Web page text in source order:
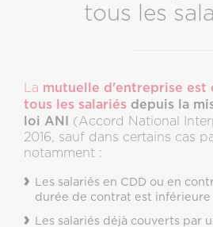
tous les
La mutuelle d'entreprise
tous les salariés depuis la
loi ANI (Accord National
2016, sauf dans certains cas
notamment :
Les salariés en CDD ou en
durée de contrat est inférieure
Les salariés déjà couverts par